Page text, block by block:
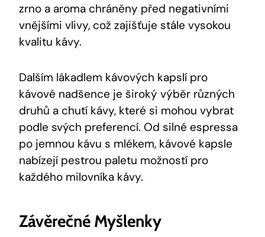
zrno a aroma chráněny před negativními
vnějšími vlivy, což zajišťuje stále vysokou
kvalitu kávy.
Dalším lákadlem kávových kapslí pro
kávové nadšence je široký výběr různých
druhů a chutí kávy, které si mohou vybrat
podle svých preferencí. Od silné espressa
po jemnou kávu s mlékem, kávové kapsle
nabízejí pestrou paletu možností pro
každého milovníka kávy.
Závěrečné Myšlenky